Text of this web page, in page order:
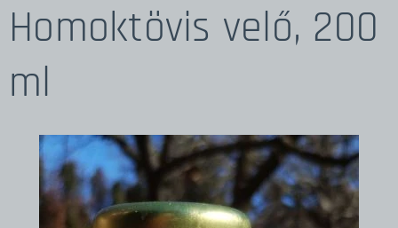
Homoktövis velő, 200
ml